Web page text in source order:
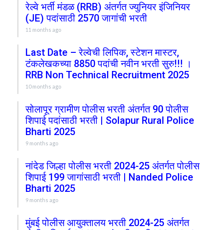
रेल्वे भर्ती मंडळ (RRB) अंतर्गत ज्युनियर इंजिनियर
(JE) पदांसाठी 2570 जागांची भरती
11 months ago
Last Date – रेल्वेची लिपिक, स्टेशन मास्टर,
टंकलेखकच्या 8850 पदांची नवीन भरती सुरु!!! ।
RRB Non Technical Recruitment 2025
10 months ago
सोलापूर ग्रामीण पोलीस भरती अंतर्गत 90 पोलीस
शिपाई पदांसाठी भरती | Solapur Rural Police
Bharti 2025
9 months ago
नांदेड जिल्हा पोलीस भरती 2024-25 अंतर्गत पोलीस
शिपाई 199 जागांसाठी भरती | Nanded Police
Bharti 2025
9 months ago
मुंबई पोलीस आयुक्तालय भरती 2024-25 अंतर्गत